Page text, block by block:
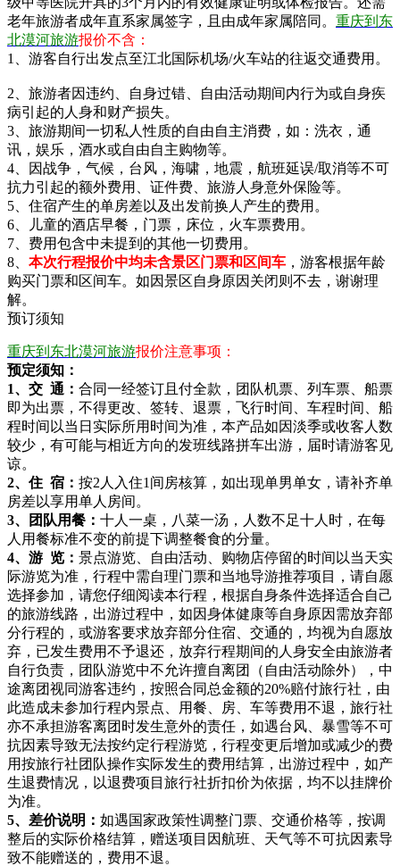
老年旅游者成年直系家属签字，且由成年家属陪同。 重庆到东
北漠河旅游报价不含：
1、游客自行出发点至江北国际机场/火车站的往返交通费用。
2、旅游者因违约、自身过错、自由活动期间内行为或自身疾
病引起的人身和财产损失。
3、旅游期间一切私人性质的自由自主消费，如：洗衣，通
讯，娱乐，酒水或自由自主购物等。
4、因战争，气候，台风，海啸，地震，航班延误/取消等不可
抗力引起的额外费用、证件费、旅游人身意外保险等。
5、住宿产生的单房差以及出发前换人产生的费用。
6、儿童的酒店早餐，门票，床位，火车票费用。
7、费用包含中未提到的其他一切费用。
8、 本次行程报价中均未含景区门票和区间车 ，游客根据年龄
购买门票和区间车。如因景区自身原因关闭则不去，谢谢理
解。
预订须知
重庆到东北漠河旅游报价注意事项：
预定须知：
1、交 通： 合同一经签订且付全款，团队机票、列车票、船票
即为出票，不得更改、签转、退票，飞行时间、车程时间、船
程时间以当日实际所用时间为准，本产品如因淡季或收客人数
较少，有可能与相近方向的发班线路拼车出游，届时请游客见
谅。
2、住 宿： 按2人入住1间房核算，如出现单男单女，请补齐单
房差以享用单人房间。
3、团队用餐： 十人一桌，八菜一汤，人数不足十人时，在每
人用餐标准不变的前提下调整餐食的分量。
4、游 览： 景点游览、自由活动、购物店停留的时间以当天实
际游览为准，行程中需自理门票和当地导游推荐项目，请自愿
选择参加，请您仔细阅读本行程，根据自身条件选择适合自己
的旅游线路，出游过程中，如因身体健康等自身原因需放弃部
分行程的，或游客要求放弃部分住宿、交通的，均视为自愿放
弃，已发生费用不予退还，放弃行程期间的人身安全由旅游者
自行负责，团队游览中不允许擅自离团（自由活动除外），中
途离团视同游客违约，按照合同总金额的20%赔付旅行社，由
此造成未参加行程内景点、用餐、房、车等费用不退，旅行社
亦不承担游客离团时发生意外的责任，如遇台风、暴雪等不可
抗因素导致无法按约定行程游览，行程变更后增加或减少的费
用按旅行社团队操作实际发生的费用结算，出游过程中，如产
生退费情况，以退费项目旅行社折扣价为依据，均不以挂牌价
为准。
5、差价说明： 如遇国家政策性调整门票、交通价格等，按调
整后的实际价格结算，赠送项目因航班、天气等不可抗因素导
致不能赠送的，费用不退。